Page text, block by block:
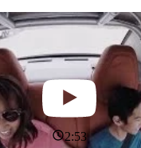
2:53